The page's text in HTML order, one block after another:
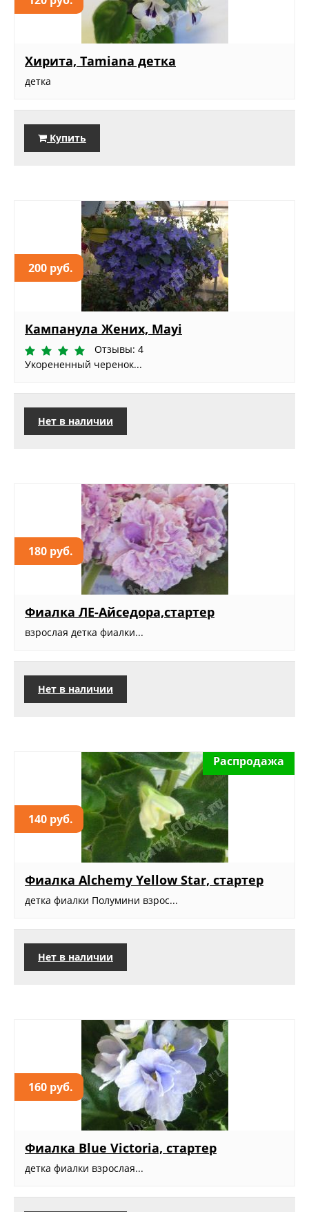
Хирита, Tamiana детка
детка
Купить
200 руб.
Кампанула Жених, Mayi
Отзывы: 4
Укорененный черенок...
Нет в наличии
180 руб.
Фиалка ЛЕ-Айседора,стартер
взрослая детка фиалки...
Нет в наличии
140 руб.
Распродажа
Фиалка Alchemy Yellow Star, стартер
детка фиалки Полумини взрос...
Нет в наличии
160 руб.
Фиалка Blue Victoria, стартер
детка фиалки взрослая...